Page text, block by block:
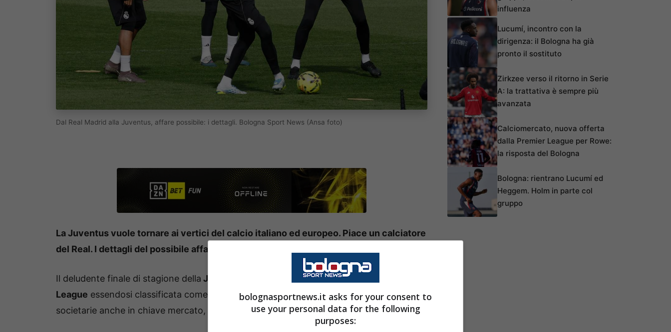
Dal Real Madrid alla Juventus, affare possibile: i dettagli. Bologna Sport News (Ansa foto)
La Juventus vuole tornare ai vertici del calcio italiano ed europeo. Piace un calciatore
del Real. I dettagli del possibile affare
Il deludente finale di stagione della Juventus , esclusa dalla prossimaChampions
League essendosi classificata come sesta, non limita quelle che sono le ambizioni
societarie anche in chiave mercato, ma spinge a fare delle valutazioni in vista del futuro.
influenza
Lucumí, incontro con la
dirigenza: il Bologna ha già
pronto il sostituto
Zirkzee verso il ritorno in Serie
A: la trattativa è sempre più
avanzata
Calciomercato, nuova offerta
dalla Premier League per Rowe:
la risposta del Bologna
Bologna: rientrano Lucumí ed
Heggem. Holm in parte col
gruppo
bolognasportnews.it asks for your consent to
use your personal data for the following
purposes: